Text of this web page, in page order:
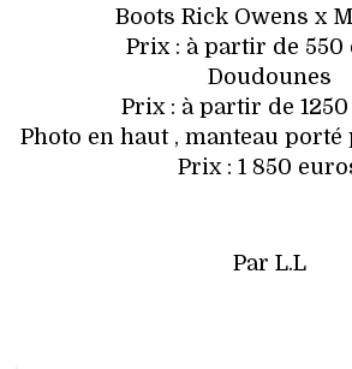
Boots Rick Owens x
Prix : à partir de 550
Doudounes
Prix : à partir de
Photo en haut , manteau porté
Prix : 1 850
Par L.L